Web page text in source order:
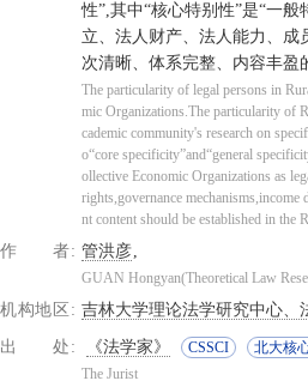
性”,其中“核心特别性”是“一
立、法人财产、法人能力、
次清晰、体系完整、内容丰盈
The particularity of legal persons in
mic Organizations.The particularity of
cademic community's research on
o“core specificity”and“general
ollective Economic Organizations as
rights,governance
nt content should be established in the
作者 管洪彦
GUAN Hongyan(Theoretical Law
机构地区 吉林大学理论法学研究中心、
出处 《法学家》 CSSCI 北大核
The Jurist